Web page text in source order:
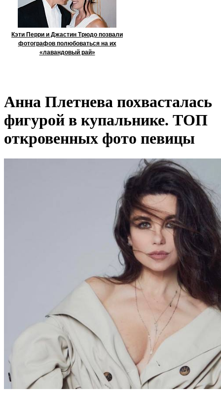
Кэти Перри и Джастин Трюдо позвали
фотографов полюбоваться на их
«лавандовый рай»
Анна Плетнева похвасталась
фигурой в купальнике. ТОП
откровенных фото певицы